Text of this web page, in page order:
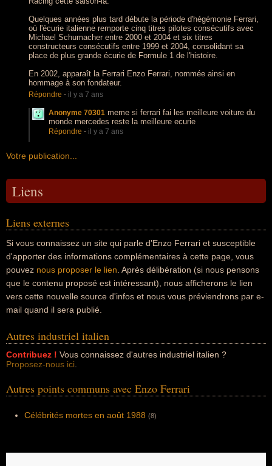
Quelques années plus tard débute la période d'hégémonie Ferrari,
où l'écurie italienne remporte cinq titres pilotes consécutifs avec
Michael Schumacher entre 2000 et 2004 et six titres
constructeurs consécutifs entre 1999 et 2004, consolidant sa
place de plus grande écurie de Formule 1 de l'histoire.
En 2002, apparaît la Ferrari Enzo Ferrari, nommée ainsi en
hommage à son fondateur.
Répondre - il y a 7 ans
Anonyme 70301 meme si ferrari fai les meilleure voiture du
monde mercedes reste la meilleure ecurie
Répondre - il y a 7 ans
Votre publication...
Liens
Liens externes
Si vous connaissez un site qui parle d'Enzo Ferrari et susceptible
d'apporter des informations complémentaires à cette page, vous
pouvez nous proposer le lien . Après délibération (si nous pensons
que le contenu proposé est intéressant), nous afficherons le lien
vers cette nouvelle source d'infos et nous vous préviendrons par e-
mail quand il sera publié.
Autres industriel italien
Contribuez ! Vous connaissez d'autres industriel italien ?
Proposez-nous ici
Autres points communs avec Enzo Ferrari
Célébrités mortes en août 1988 (8)